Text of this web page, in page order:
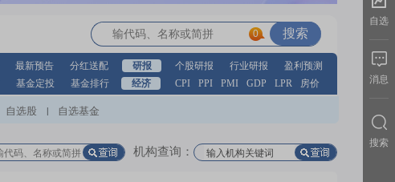
0
最新预告 分红送配 研报 个股研报 行业研报
盈利预测
基金定投 基金排行 经济 CPI PPI PMI GDP LPR 房价
自选股 自选基金
机构查询：
自选
消息
搜索